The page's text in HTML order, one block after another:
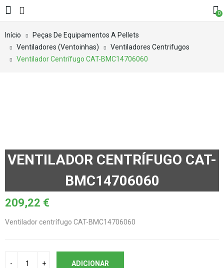
0
Início
Peças De Equipamentos A Pellets
Ventiladores (Ventoinhas)
Ventiladores Centrifugos
Ventilador Centrífugo CAT-BMC14706060
VENTILADOR CENTRÍFUGO CAT-
BMC14706060
209,22 €
Ventilador centrífugo CAT-BMC14706060
ADICIONAR